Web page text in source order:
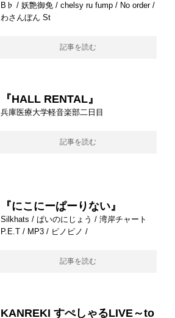
B♭ / 妖艶御免 / chelsy ru fump / No order /
わさんぼん St
記事を読む
『HALL RENTAL』
兵庫医療大学軽音楽部二日目
記事を読む
『にこにーぱーりない』
Silkhats / ぱいのにじょう / 湾岸チャート
P.E.T / MP3 / ピノピノ /
記事を読む
KANREKI すぺしゃるLIVE～to